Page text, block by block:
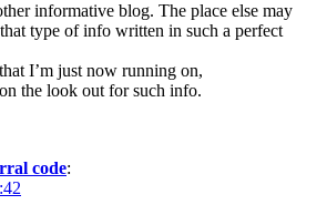
informative blog. The place else may
type of info written in such a perfect
I’m just now running on,
the look out for such info.
code: